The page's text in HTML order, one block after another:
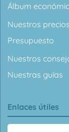
Álbum
Nuestros precios
Presupuesto
Nuestros
Nuestras guías
Enlaces útiles